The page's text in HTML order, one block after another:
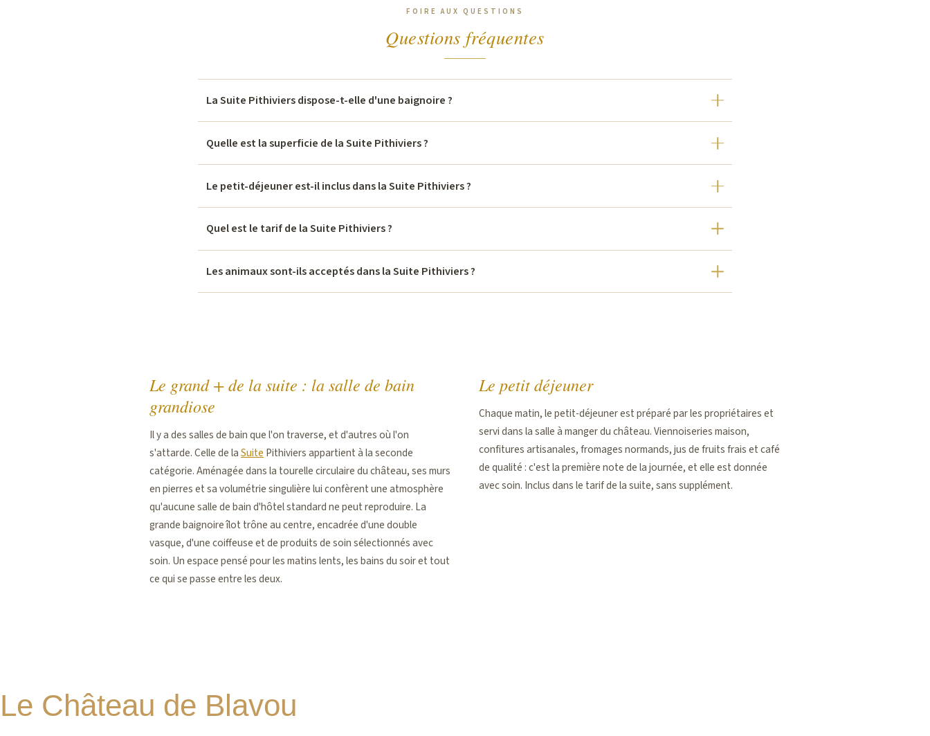
Questions fréquentes
La Suite Pithiviers dispose-t-elle d'une baignoire ?
Quelle est la superficie de la Suite Pithiviers ?
Le petit-déjeuner est-il inclus dans la Suite Pithiviers ?
Quel est le tarif de la Suite Pithiviers ?
Les animaux sont-ils acceptés dans la Suite Pithiviers ?
Le grand + de la suite : la salle de bain
grandiose
Il y a des salles de bain que l'on traverse, et d'autres où l'on
s'attarde. Celle de laSuite Pithiviers appartient à la seconde
catégorie. Aménagée dans la tourelle circulaire du château, ses murs
en pierres et sa volumétrie singulière lui confèrent une atmosphère
qu'aucune salle de bain d'hôtel standard ne peut reproduire. La
grande baignoire îlot trône au centre, encadrée d'une double
vasque, d'une coiffeuse et de produits de soin sélectionnés avec
soin. Un espace pensé pour les matins lents, les bains du soir et tout
ce qui se passe entre les deux.
Le petit déjeuner
Chaque matin, le petit-déjeuner est préparé par les propriétaires et
servi dans la salle à manger du château. Viennoiseries maison,
confitures artisanales, fromages normands, jus de fruits frais et café
de qualité : c'est la première note de la journée, et elle est donnée
avec soin. Inclus dans le tarif de la suite, sans supplément.
Le Château de Blavou